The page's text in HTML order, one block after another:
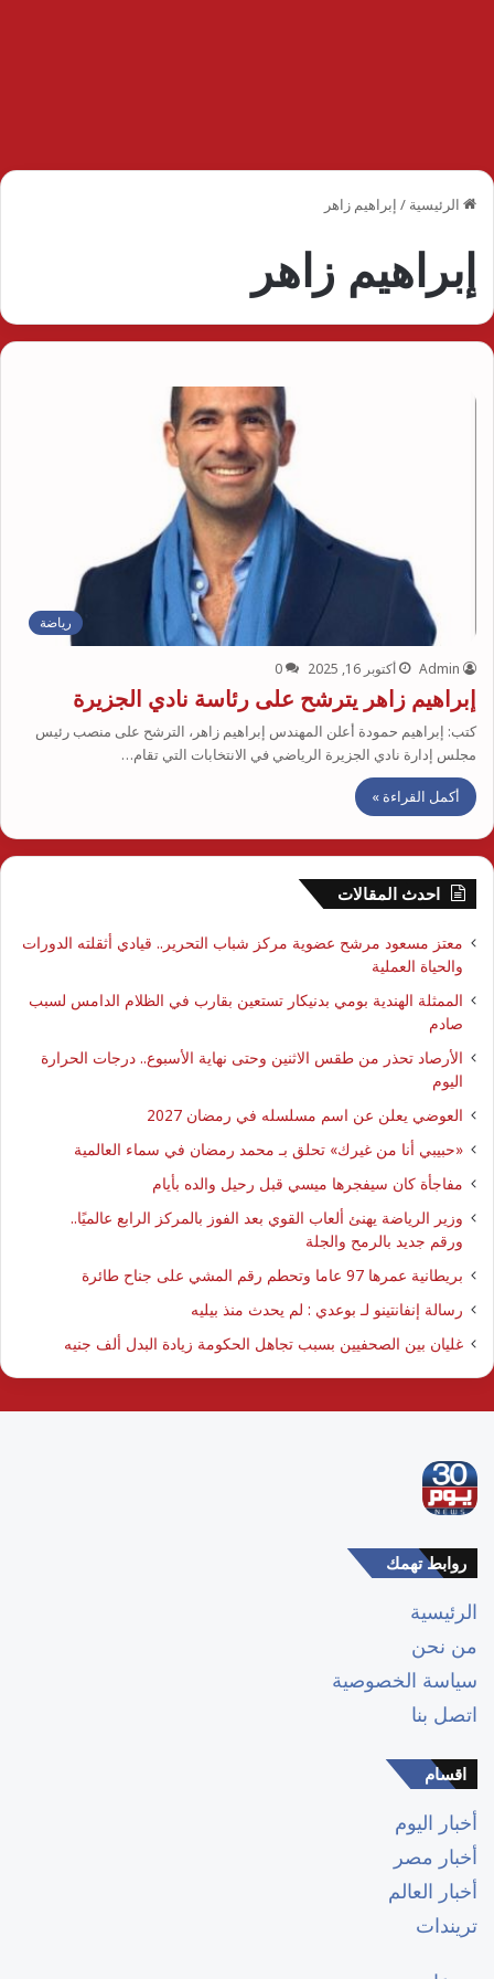
الرئيسية / إبراهيم زاهر
إبراهيم زاهر
رياضة
Admin أكتوبر 16, 2025 0
إبراهيم زاهر يترشح على رئاسة نادي الجزيرة
كتب: إبراهيم حمودة أعلن المهندس إبراهيم زاهر، الترشح على منصب رئيس
مجلس إدارة نادي الجزيرة الرياضي في الانتخابات التي تقام…
أكمل القراءة »
احدث المقالات
معتز مسعود مرشح عضوية مركز شباب التحرير.. قيادي أثقلته الدورات
والحياة العملية
الممثلة الهندية بومي بدنيكار تستعين بقارب في الظلام الدامس لسبب
صادم
الأرصاد تحذر من طقس الاثنين وحتى نهاية الأسبوع.. درجات الحرارة
اليوم
العوضي يعلن عن اسم مسلسله في رمضان 2027
​«حبيبي أنا من غيرك» تحلق بـ محمد رمضان في سماء العالمية
مفاجأة كان سيفجرها ميسي قبل رحيل والده بأيام
وزير الرياضة يهنئ ألعاب القوي بعد الفوز بالمركز الرابع عالميًا..
ورقم جديد بالرمح والجلة
بريطانية عمرها 97 عاما وتحطم رقم المشي على جناح طائرة
رسالة إنفانتينو لـ بوعدي : لم يحدث منذ بيليه
غليان بين الصحفيين بسبب تجاهل الحكومة زيادة البدل ألف جنيه
روابط تهمك
الرئيسية
من نحن
سياسة الخصوصية
اتصل بنا
اقسام
أخبار اليوم
أخبار مصر
أخبار العالم
تريندات